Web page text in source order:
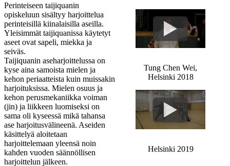
Tung Chen Wei,
Helsinki 2018
Helsinki 2019
Perinteiseen taijiquanin
opiskeluun sisältyy harjoittelua
perinteisillä kiinalaisilla aseilla.
Yleisimmät taijiquanissa käytetyt
aseet ovat sapeli, miekka ja
seiväs.
Taijiquanin aseharjoittelussa on
kyse aina samoista mielen ja
kehon periaatteista kuin muissakin
harjoituksissa. Mielen osuus ja
kehon perusmekaniikka voiman
(jin) ja liikkeen luomiseksi on
sama oli kyseessä mikä tahansa
ase harjoitusvälineenä. Aseiden
käsittelyä aloitetaan
harjoittelemaan yleensä noin
kahden vuoden säännöllisen
harjoittelun jälkeen.